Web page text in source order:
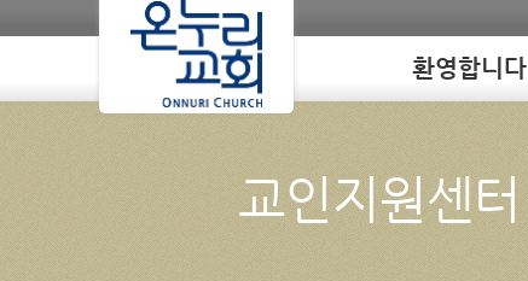
Loading 환영합니다
교인지원센터